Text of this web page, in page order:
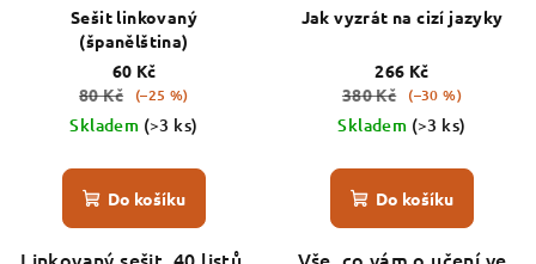
Sešit linkovaný
(španělština)
60 Kč
80 Kč
(–25 %)
Skladem (>3 ks)
Do košíku
Jak vyzrát na cizí jazyky
266 Kč
380 Kč
(–30 %)
Skladem (>3 ks)
Do košíku